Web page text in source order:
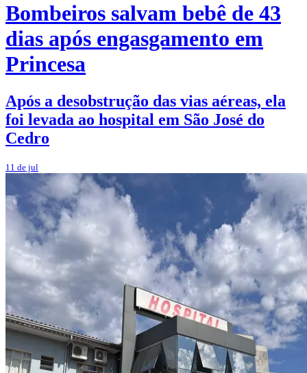
Bombeiros salvam bebê de 43
dias após engasgamento em
Princesa
Após a desobstrução das vias aéreas, ela
foi levada ao hospital em São José do
Cedro
11 de jul